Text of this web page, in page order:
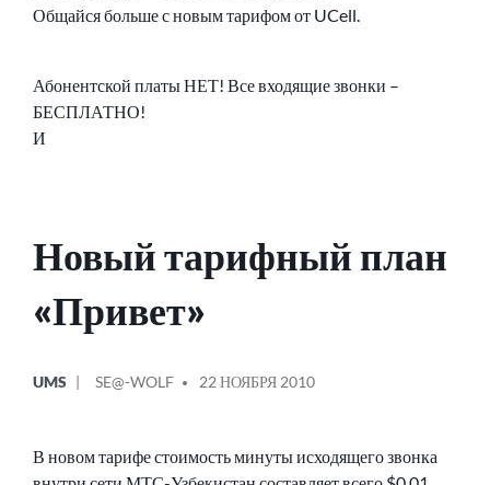
Общайся больше с новым тарифом от UCell.
Абонентской платы НЕТ! Все входящие звонки –
БЕСПЛАТНО!
И
Новый тарифный план
«Привет»
В
UMS
ОТ
SE@-WOLF 22 НОЯБРЯ 2010
В новом тарифе стоимость минуты исходящего звонка